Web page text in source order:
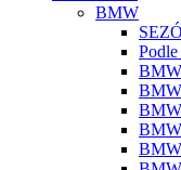
BMW
BMW